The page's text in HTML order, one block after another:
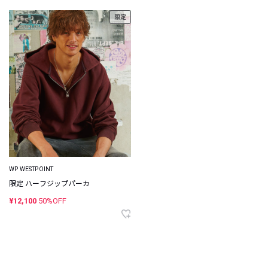
限定
WP WESTPOINT
限定 ハーフジップパーカ
¥12,100 50%OFF